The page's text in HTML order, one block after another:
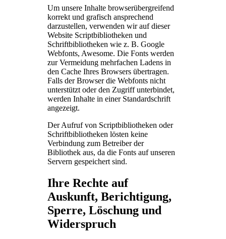
Um unsere Inhalte browserübergreifend
korrekt und grafisch ansprechend
darzustellen, verwenden wir auf dieser
Website Scriptbibliotheken und
Schriftbibliotheken wie z. B. Google
Webfonts, Awesome. Die Fonts werden
zur Vermeidung mehrfachen Ladens in
den Cache Ihres Browsers übertragen.
Falls der Browser die Webfonts nicht
unterstützt oder den Zugriff unterbindet,
werden Inhalte in einer Standardschrift
angezeigt.
Der Aufruf von Scriptbibliotheken oder
Schriftbibliotheken lösten keine
Verbindung zum Betreiber der
Bibliothek aus, da die Fonts auf unseren
Servern gespeichert sind.
Ihre Rechte auf
Auskunft, Berichtigung,
Sperre, Löschung und
Widerspruch